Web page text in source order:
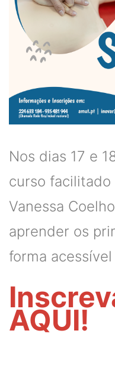
Nos dias 17 e
curso facilitado
Vanessa
aprender os
forma
AQUI!